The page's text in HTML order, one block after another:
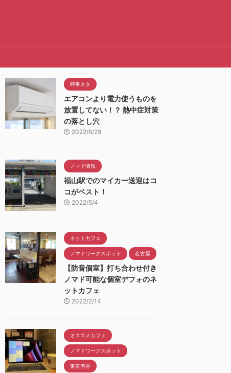
時事ネタ
エアコンより電力使うものを
放置してない！？ 熱中症対策
の落とし穴
2022/6/29
ノマド情報
福山駅でのマイカー送迎はコ
コがベスト！
2022/5/4
ネットカフェ
ノマドワークスポット 名古屋
【防音個室】打ち合わせ付き
ノマド可能な個室デフォのネ
ットカフェ
2022/2/14
オススメカフェ
ノマドワークスポット
東京渋谷